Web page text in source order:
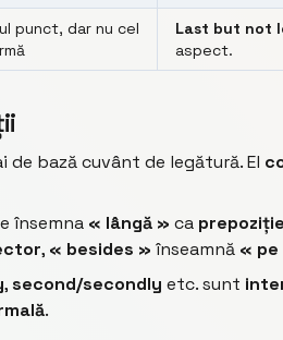
punct, dar nu cel
Last but not
aspect.
de bază cuvânt de legătură. El
însemna « lângă » ca prepoziție
, « besides » înseamnă « pe
,second/secondly etc. sunt
.